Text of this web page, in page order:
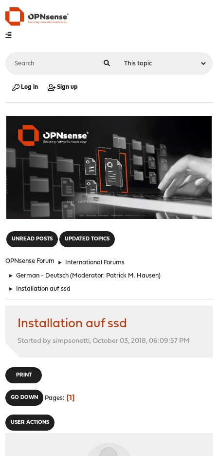
Log in Sign up
UNREAD POSTS UPDATED TOPICS
OPNsense Forum ► International Forums
► German - Deutsch (Moderator: Patrick M. Hausen)
► Installation auf ssd
Installation auf ssd
Started by simpsonetti, October 03, 2018, 06:09:57 PM
PRINT
GO DOWN Pages 1
USER ACTIONS